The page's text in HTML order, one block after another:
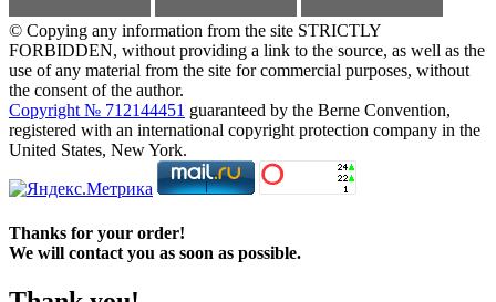
© Copying any information from the site STRICTLY
FORBIDDEN, without providing a link to the source, as well as the
use of any material from the site for commercial purposes, without
the consent of the author.
Copyright № 712144451 guaranteed by the Berne Convention,
registered with an international copyright protection company in the
United States, New York.
Thanks for your order!
We will contact you as soon as possible.